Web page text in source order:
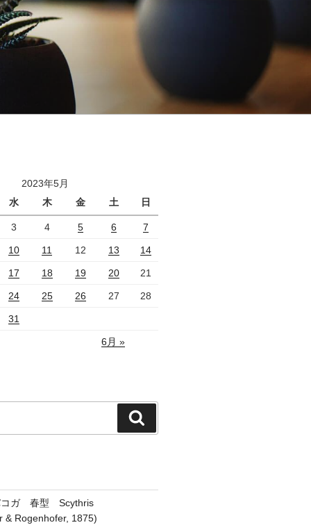
2023年5月
水 木 金 土 日
3 4 5 6 7
10 11 12 13 14
17 18 19 20 21
24 25 26 27 28
31
6月 »
索
コガ 春型 Scythris
& Rogenhofer, 1875)